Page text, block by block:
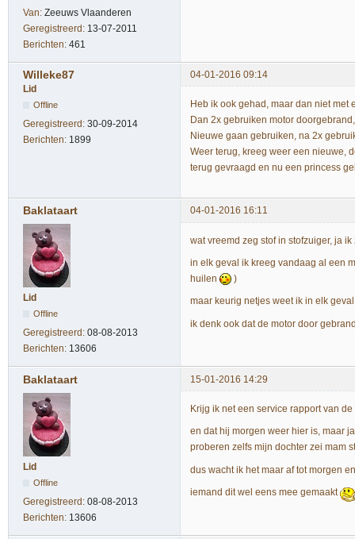
Van: Zeeuws Vlaanderen
Geregistreerd: 13-07-2011
Berichten: 461
Willeke87
04-01-2016 09:14
Lid
Offline
Geregistreerd: 30-09-2014
Berichten: 1899
Heb ik ook gehad, maar dan niet met
Dan 2x gebruiken motor
Nieuwe gaan gebruiken, na 2x
Weer terug, kreeg weer een nieuwe,
terug gevraagd en nu een princess
Baklataart 04-01-2016 16:11
Lid
Offline
Geregistreerd: 08-08-2013
Berichten: 13606
wat vreemd zeg stof in stofzuiger, ja
in elk geval ik kreeg vandaag al een
huilen
)
maar keurig netjes weet ik in elk
ik denk ook dat de motor door
Baklataart 15-01-2016 14:29
Lid
Offline
Geregistreerd: 08-08-2013
Berichten: 13606
Krijg ik net een service rapport van
en dat hij morgen weer hier is, maar
proberen zelfs mijn dochter zei mam
dus wacht ik het maar af tot morgen
iemand dit wel eens mee gemaakt